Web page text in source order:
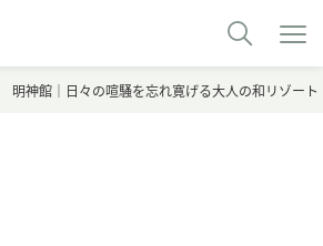
明神館｜日々の喧騒を忘れ寛げる大人の和リゾー